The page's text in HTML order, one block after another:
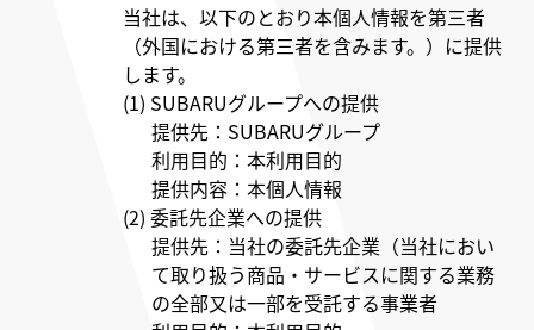
当社は、以下のとおり本個人情報を第三者
（外国における第三者を含みます。）に提供
します。
(1) SUBARUグループへの提供
提供先：SUBARUグループ
利用目的：本利用目的
提供内容：本個人情報
(2) 委託先企業への提供
提供先：当社の委託先企業（当社におい
て取り扱う商品・サービスに関する業務
の全部又は一部を受託する事業者